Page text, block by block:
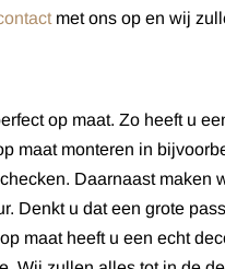
met ons op en wij
op maat. Zo heeft u
maat monteren in
Daarnaast
Denkt u dat een grote
maat heeft u een echt